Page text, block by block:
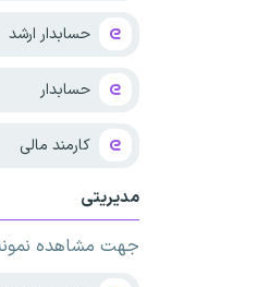
حسابدار ارشد
حسابدار
کارمند مالی
مدیریتی
جهت مشاهده